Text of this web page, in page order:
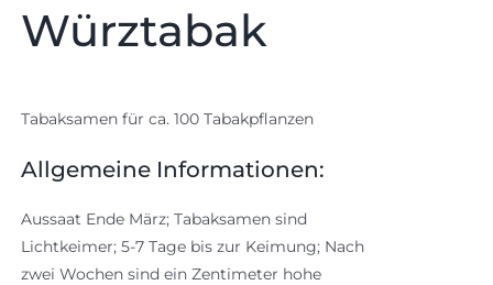
Würztabak
Tabaksamen für ca. 100 Tabakpflanzen
Allgemeine Informationen:
Aussaat Ende März; Tabaksamen sind
Lichtkeimer; 5-7 Tage bis zur Keimung; Nach
zwei Wochen sind ein Zentimeter hohe